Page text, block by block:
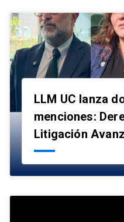
LLM UC lanza
menciones:
Litigación